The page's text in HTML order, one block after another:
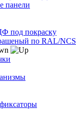
панели
под покраску
по RAL/NCS